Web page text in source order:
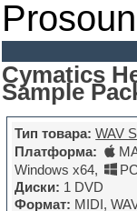
Cymatics
Sample
Тип товара: WAV
Платформа:
Windows x64,
Диски: 1 DVD
Формат: MIDI,